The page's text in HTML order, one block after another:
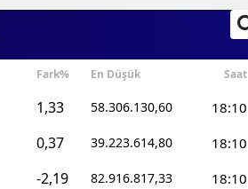
Çorum
Fark% En Düşük Saat
1,33 58.306.130,60 18:10
0,37 39.223.614,80 18:10
-2,19 82.916.817,33 18:10